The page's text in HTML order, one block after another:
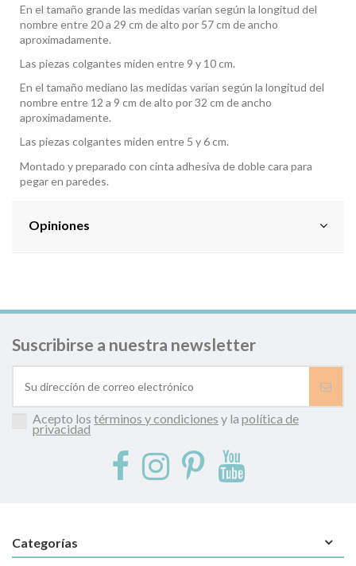
En el tamaño grande las medidas varían según la longitud del
nombre entre 20 a 29 cm de alto por 57 cm de ancho
aproximadamente.
Las piezas colgantes miden entre 9 y 10 cm.
En el tamaño mediano las medidas varían según la longitud del
nombre entre 12 a 9 cm de alto por 32 cm de ancho
aproximadamente.
Las piezas colgantes miden entre 5 y 6 cm.
Montado y preparado con cinta adhesiva de doble cara para
pegar en paredes.
Opiniones
Suscribirse a nuestra newsletter
Acepto lostérminos y condiciones y lapolítica de
privacidad
Categorías